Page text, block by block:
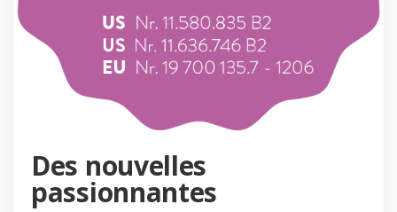
Des nouvelles
passionnantes